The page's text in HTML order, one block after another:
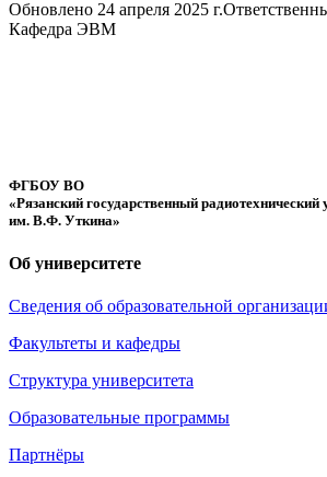
Обновлено 24 апреля 2025 г.
Кафедра ЭВМ
ФГБОУ ВО
«Рязанский государственный радиотехнический
им. В.Ф. Уткина»
Об университете
Сведения об образовательной
Факультеты и кафедры
Структура университета
Образовательные программы
Партнёры